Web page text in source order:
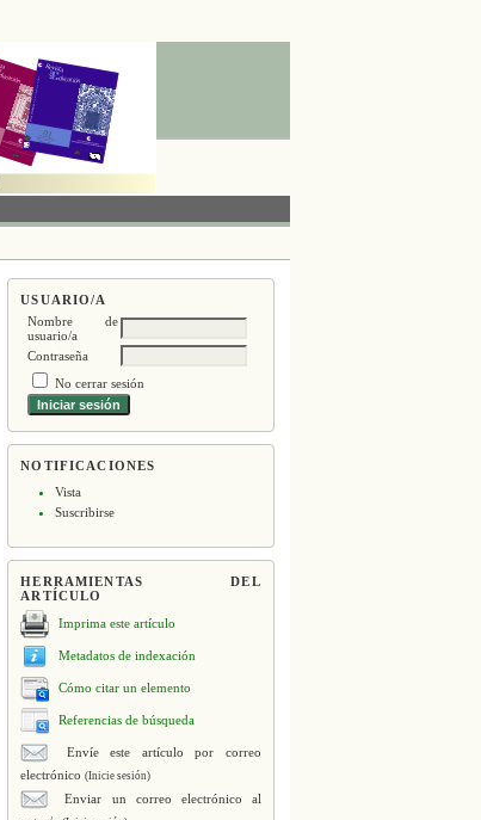
USUARIO/A
Nombre de
usuario/a
Contraseña
No cerrar sesión
NOTIFICACIONES
Vista
Suscribirse
HERRAMIENTAS DEL
ARTÍCULO
Imprima este artículo
Metadatos de indexación
Cómo citar un elemento
Referencias de búsqueda
Envíe este artículo por correo
electrónico(Inicie sesión)
Enviar un correo electrónico al